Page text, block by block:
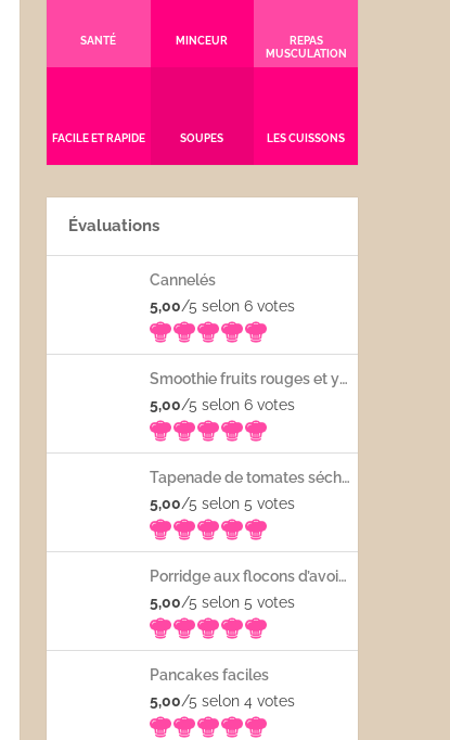
SANTÉ MINCEUR
REPAS
MUSCULATION
FACILE ET RAPIDE SOUPES LES CUISSONS
Évaluations
Cannelés
5,00/5 selon 6 votes
Smoothie fruits rouges et yaourt
5,00/5 selon 6 votes
Tapenade de tomates séchées
5,00/5 selon 5 votes
Porridge aux flocons d’avoine avec les fruits frais
5,00/5 selon 5 votes
Pancakes faciles
5,00/5 selon 4 votes